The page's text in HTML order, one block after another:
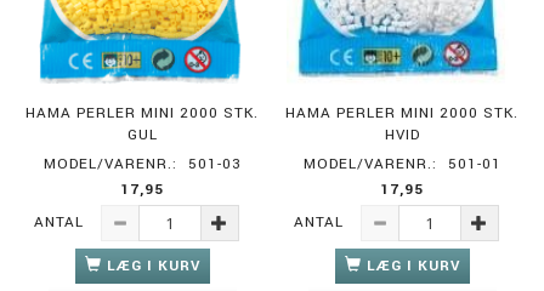
HAMA PERLER MINI 2000 STK.
GUL
MODEL/VARENR.:
501-03
17,95
ANTAL
LÆG I KURV
HAMA PERLER MINI 2000 STK.
HVID
MODEL/VARENR.:
501-01
17,95
ANTAL
LÆG I KURV